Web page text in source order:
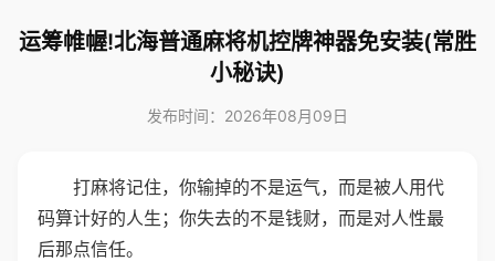
运筹帷幄!北海普通麻将机控牌神器免安装(常胜
小秘诀)
发布时间：2026年08月09日
打麻将记住，你输掉的不是运气，而是被人用代
码算计好的人生；你失去的不是钱财，而是对人性最
后那点信任。